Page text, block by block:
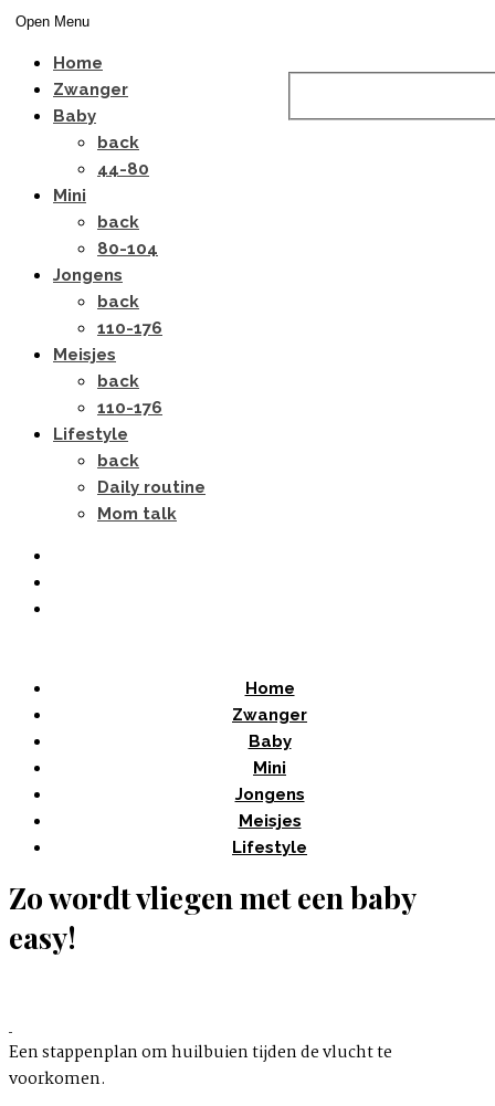
Open Menu
Home
Zwanger
Baby
back
44-80
Mini
back
80-104
Jongens
back
110-176
Meisjes
back
110-176
Lifestyle
back
Daily routine
Mom talk
Home
Zwanger
Baby
Mini
Jongens
Meisjes
Lifestyle
Zo wordt vliegen met een baby
easy!
Een stappenplan om huilbuien tijden de vlucht te
voorkomen.